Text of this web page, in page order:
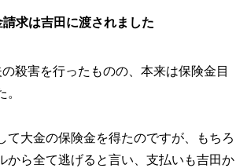
求は吉田に渡されました
殺害を行ったものの、本来は保険金目
て大金の保険金を得たのですが、もちろ
から全て逃げると言い、支払いも吉田か